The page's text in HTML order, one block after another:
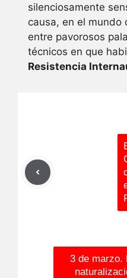
silenciosamente
causa, en el mundo
entre pavorosos
técnicos en que
Resistencia
3 de marzo.